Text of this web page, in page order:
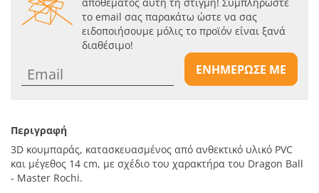
το email σας παρακάτω ώστε να σας
ειδοποιήσουμε μόλις το προϊόν είναι ξανά
διαθέσιμο!
ΕΝΗΜΕΡΩΣΕ ΜΕ
Περιγραφή
3D κουμπαράς, κατασκευασμένος από ανθεκτικό υλικό PVC
και μέγεθος 14 cm, με σχέδιο του χαρακτήρα του Dragon Ball
- Master Rochi.